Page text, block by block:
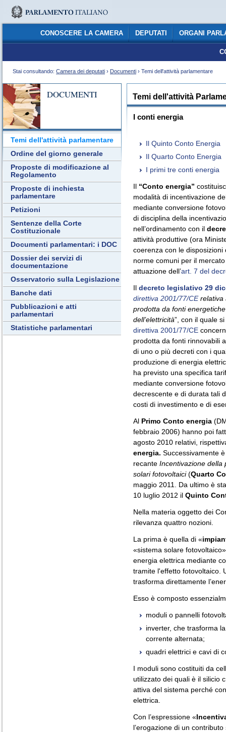
CONOSCERE LA CAMERA DEPUTATI ORGANI
Stai consultando: Camera dei deputati › Documenti › Temi dell'attività parlamentare
DOCUMENTI
Temi dell'attività parlamentare
Ordine del giorno generale
Proposte di modificazione al
Regolamento
Proposte di inchiesta
parlamentare
Petizioni
Sentenze della Corte
Costituzionale
Documenti parlamentari: i DOC
Dossier dei servizi di
documentazione
Osservatorio sulla Legislazione
Banche dati
Pubblicazioni e atti
parlamentari
Statistiche parlamentari
Temi dell'attività
I conti energia
Il Quinto Conto Energia
Il Quarto Conto Energia
I primi tre conti energia
Il “Conto energia”
modalità di incentivazione
mediante conversione
di disciplina della
nell’ordinamento con il
attività produttive (ora
coerenza con le
norme comuni per il
attuazione dell’art. 7 del
Il decreto legislativo 29
direttiva 2001/77/CErelativa
prodotta da fonti
dell’elettricità”, con il quale
direttiva 2001/77/CE
prodotta da fonti rinnovabili
di uno o più decreti con i
produzione di energia
ha previsto una specifica
mediante conversione
decrescente e di durata tali
costi di investimento e di
Al Primo Conto energia
febbraio 2006) hanno poi
agosto 2010 relativi,
energia. Successivamente
recante Incentivazione della
solari fotovoltaici(Quarto
maggio 2011. Da ultimo è
10 luglio 2012 il Quinto
Nella materia oggetto dei
rilevanza quattro nozioni.
La prima è quella di «
«sistema solare
energia elettrica mediante
tramite l'effetto fotovoltaico.
trasforma direttamente
Esso è composto
moduli o pannelli
inverter, che trasforma
corrente alternata;
quadri elettrici e cavi di
I moduli sono costituiti da
utilizzato dei quali è il silicio
attiva del sistema perché
elettrica.
Con l’espressione «
l’erogazione di un